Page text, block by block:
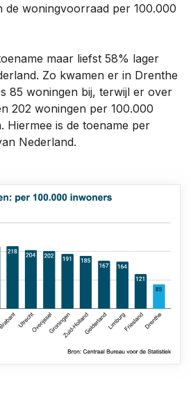
de woningvoorraad per 100.000
maar liefst 58% lager
Zo kwamen er in Drenthe
85 woningen bij, terwijl er over
202 woningen per 100.000
Hiermee is de toename per
Nederland.